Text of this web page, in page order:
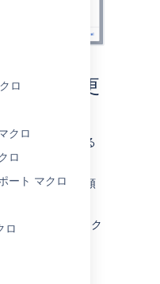
ロ
クロ
ロ
ート マクロ
ロ
ターを変更
ロの動作を変える
るには、次の手順
ースホルダーをク